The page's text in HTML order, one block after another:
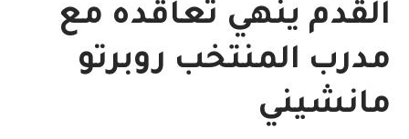
القدم ينهي تعاقده مع
مدرب المنتخب روبرتو
مانشيني